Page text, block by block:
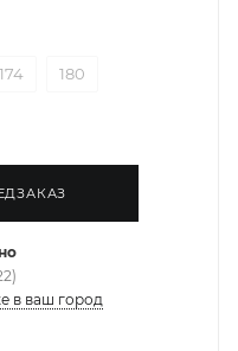
174 180
в ваш город